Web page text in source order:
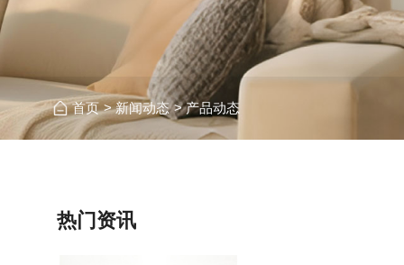
首页 > 新闻动态 > 产品动态
热门资讯